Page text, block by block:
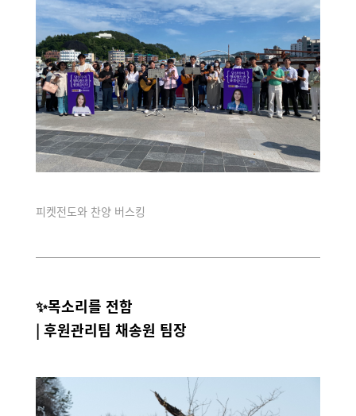
피켓전도와 찬양 버스킹
✨목소리를 전함
| 후원관리팀 채송원 팀장